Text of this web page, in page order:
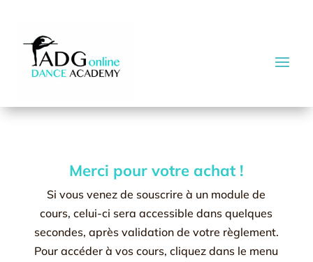
Merci pour votre achat !
Si vous venez de souscrire à un module de
cours, celui-ci sera accessible dans quelques
secondes, après validation de votre règlement.
Pour accéder à vos cours, cliquez dans le menu